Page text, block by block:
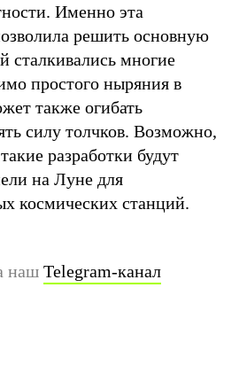
Именно эта
решить основную
сталкивались многие
простого ныряния в
также огибать
силу толчков. Возможно,
разработки будут
на Луне для
космических станций.
наш Telegram-канал